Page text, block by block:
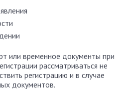
или временное документы при
рассматриваться не
регистрацию и в случае
документов.